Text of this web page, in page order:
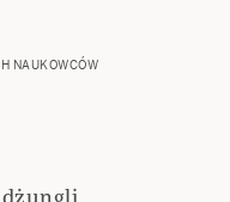
NAUKOWCÓW